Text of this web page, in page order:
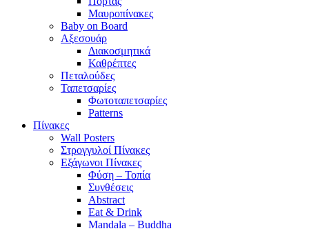
Μαυροπίνακες
Baby on Board
Αξεσουάρ
Διακοσμητικά
Καθρέπτες
Πεταλούδες
Ταπετσαρίες
Φωτοταπετσαρίες
Patterns
Πίνακες
Wall Posters
Στρογγυλοί Πίνακες
Εξάγωνοι Πίνακες
Φύση – Τοπία
Συνθέσεις
Abstract
Eat & Drink
Mandala – Buddha